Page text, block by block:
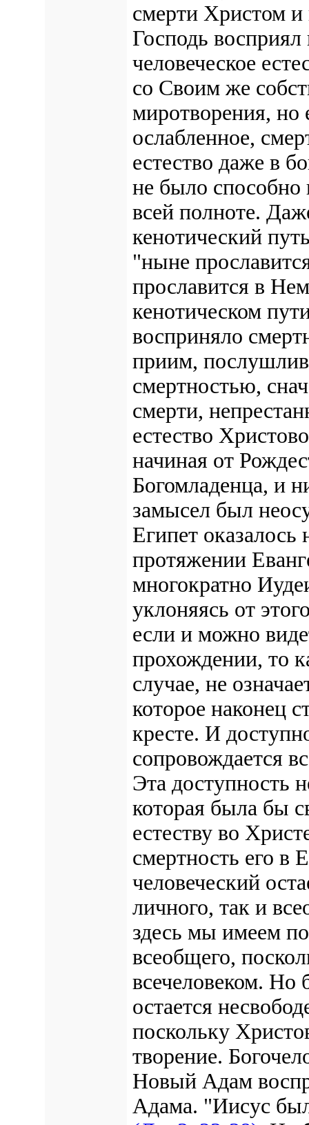
смерти Христом и
Господь
человеческое
со Своим же
миротворения, но
ослабленное,
естество даже в
не было способно
всей полноте.
кенотический
"ныне
прославится в
кенотическом
восприняло
приим,
смертностью,
смерти,
естество
начиная от
Богомладенца, и
замысел был
Египет
протяжении
многократно
уклоняясь от
если и можно
прохождении, то
случае, не
которое наконец
кресте. И
сопровождается
Эта доступность
которая была бы
естеству во
смертность его
человеческий
личного, так и
здесь мы имеем
всеобщего,
всечеловеком. Но
остается
поскольку
творение.
Новый Адам
Адама. "Иисус